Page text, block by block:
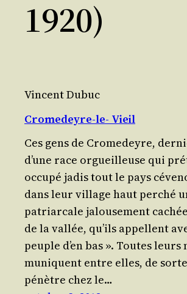
1920)
Vincent Dubuc
Cromedeyre-le- Vieil
Ces gens de Cro­me­deyre,
d’une race orgueilleuse qui
occu­pé jadis tout le pays
dans leur vil­lage haut per­ché
patriar­cale jalou­se­ment
de la val­lée, qu’ils appellent
peuple d’en bas ». Toutes
mu­niquent entre elles, de
pénètre chez le…